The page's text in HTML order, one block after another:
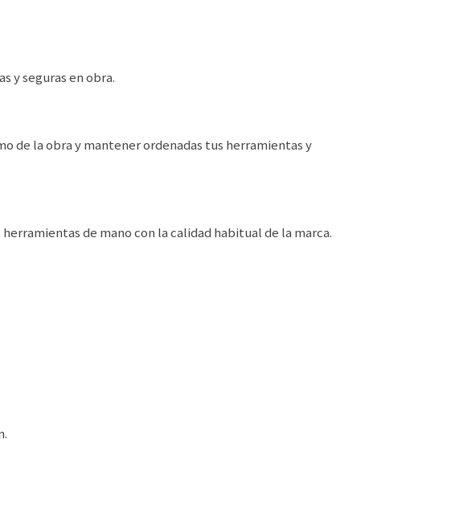
y seguras en obra.
de la obra y mantener ordenadas tus herramientas y
de mano con la calidad habitual de la marca.